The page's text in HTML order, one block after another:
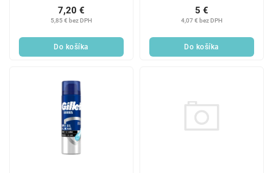
5,85 € bez DPH
7,20 €
Do košíka
4,07 € bez DPH
5 €
Do košíka